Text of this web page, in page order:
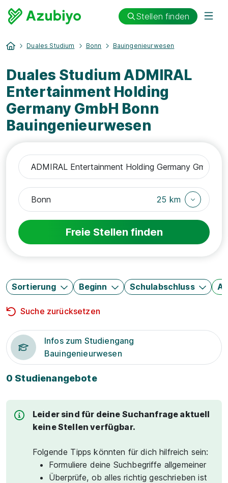
Stellen finden
Duales Studium Bonn Bauingenieurwesen
Duales Studium ADMIRAL
Entertainment Holding
Germany GmbH Bonn
Bauingenieurwesen
25 km
Freie Stellen finden
Sortierung Beginn Schulabschluss
Suche zurücksetzen
Infos zum Studiengang
Bauingenieurwesen
0 Studienangebote
Leider sind für deine Suchanfrage aktuell
keine Stellen verfügbar.
Folgende Tipps könnten für dich hilfreich sein:
Formuliere deine Suchbegriffe allgemeiner
Überprüfe, ob alles richtig geschrieben ist